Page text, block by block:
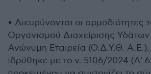
• Διευρύνονται οι αρμοδιότητες
Οργανισμού Διαχείρισης
Ανώνυμη Εταιρεία (Ο.Δ.Υ.Θ. Α.Ε.),
ιδρύθηκε με το ν. 5106/2024 (Α'